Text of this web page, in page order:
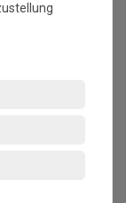
Angeboten